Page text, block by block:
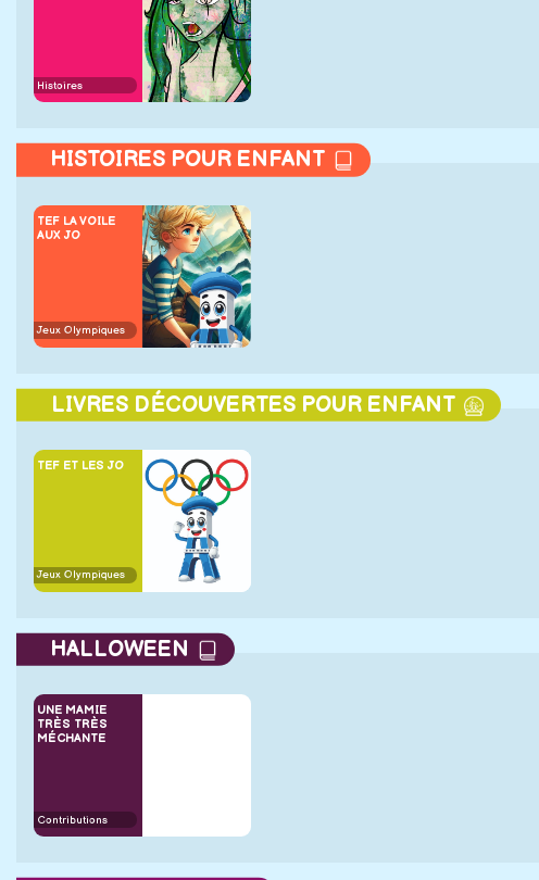
Histoires
HISTOIRES POUR ENFANT
TEF LA VOILE
AUX JO
Jeux Olympiques
LIVRES DÉCOUVERTES POUR ENFANT
TEF ET LES JO
Jeux Olympiques
HALLOWEEN
UNE MAMIE
TRÈS TRÈS
MÉCHANTE
Contributions